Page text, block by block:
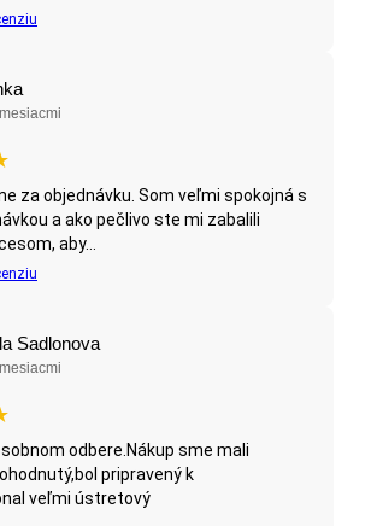
za objednávku. Som veľmi spokojná s
a ako pečlivo ste mi zabalili
aby...
Sadlonova
odbere.Nákup sme mali
pripravený k
veľmi ústretový